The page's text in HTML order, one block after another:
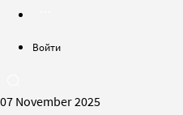
Войти
07 November 2025